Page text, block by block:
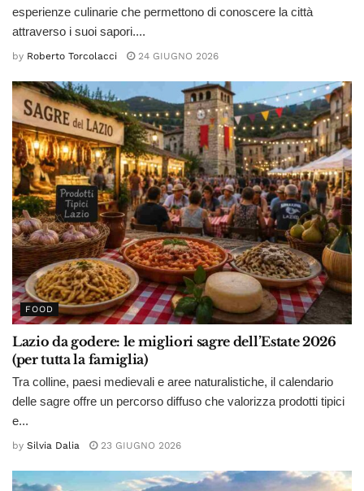
esperienze culinarie che permettono di conoscere la città
attraverso i suoi sapori....
by Roberto Torcolacci 24 GIUGNO 2026
FOOD
Lazio da godere: le migliori sagre dell’Estate 2026
(per tutta la famiglia)
Tra colline, paesi medievali e aree naturalistiche, il calendario
delle sagre offre un percorso diffuso che valorizza prodotti tipici
e...
by Silvia Dalia 23 GIUGNO 2026